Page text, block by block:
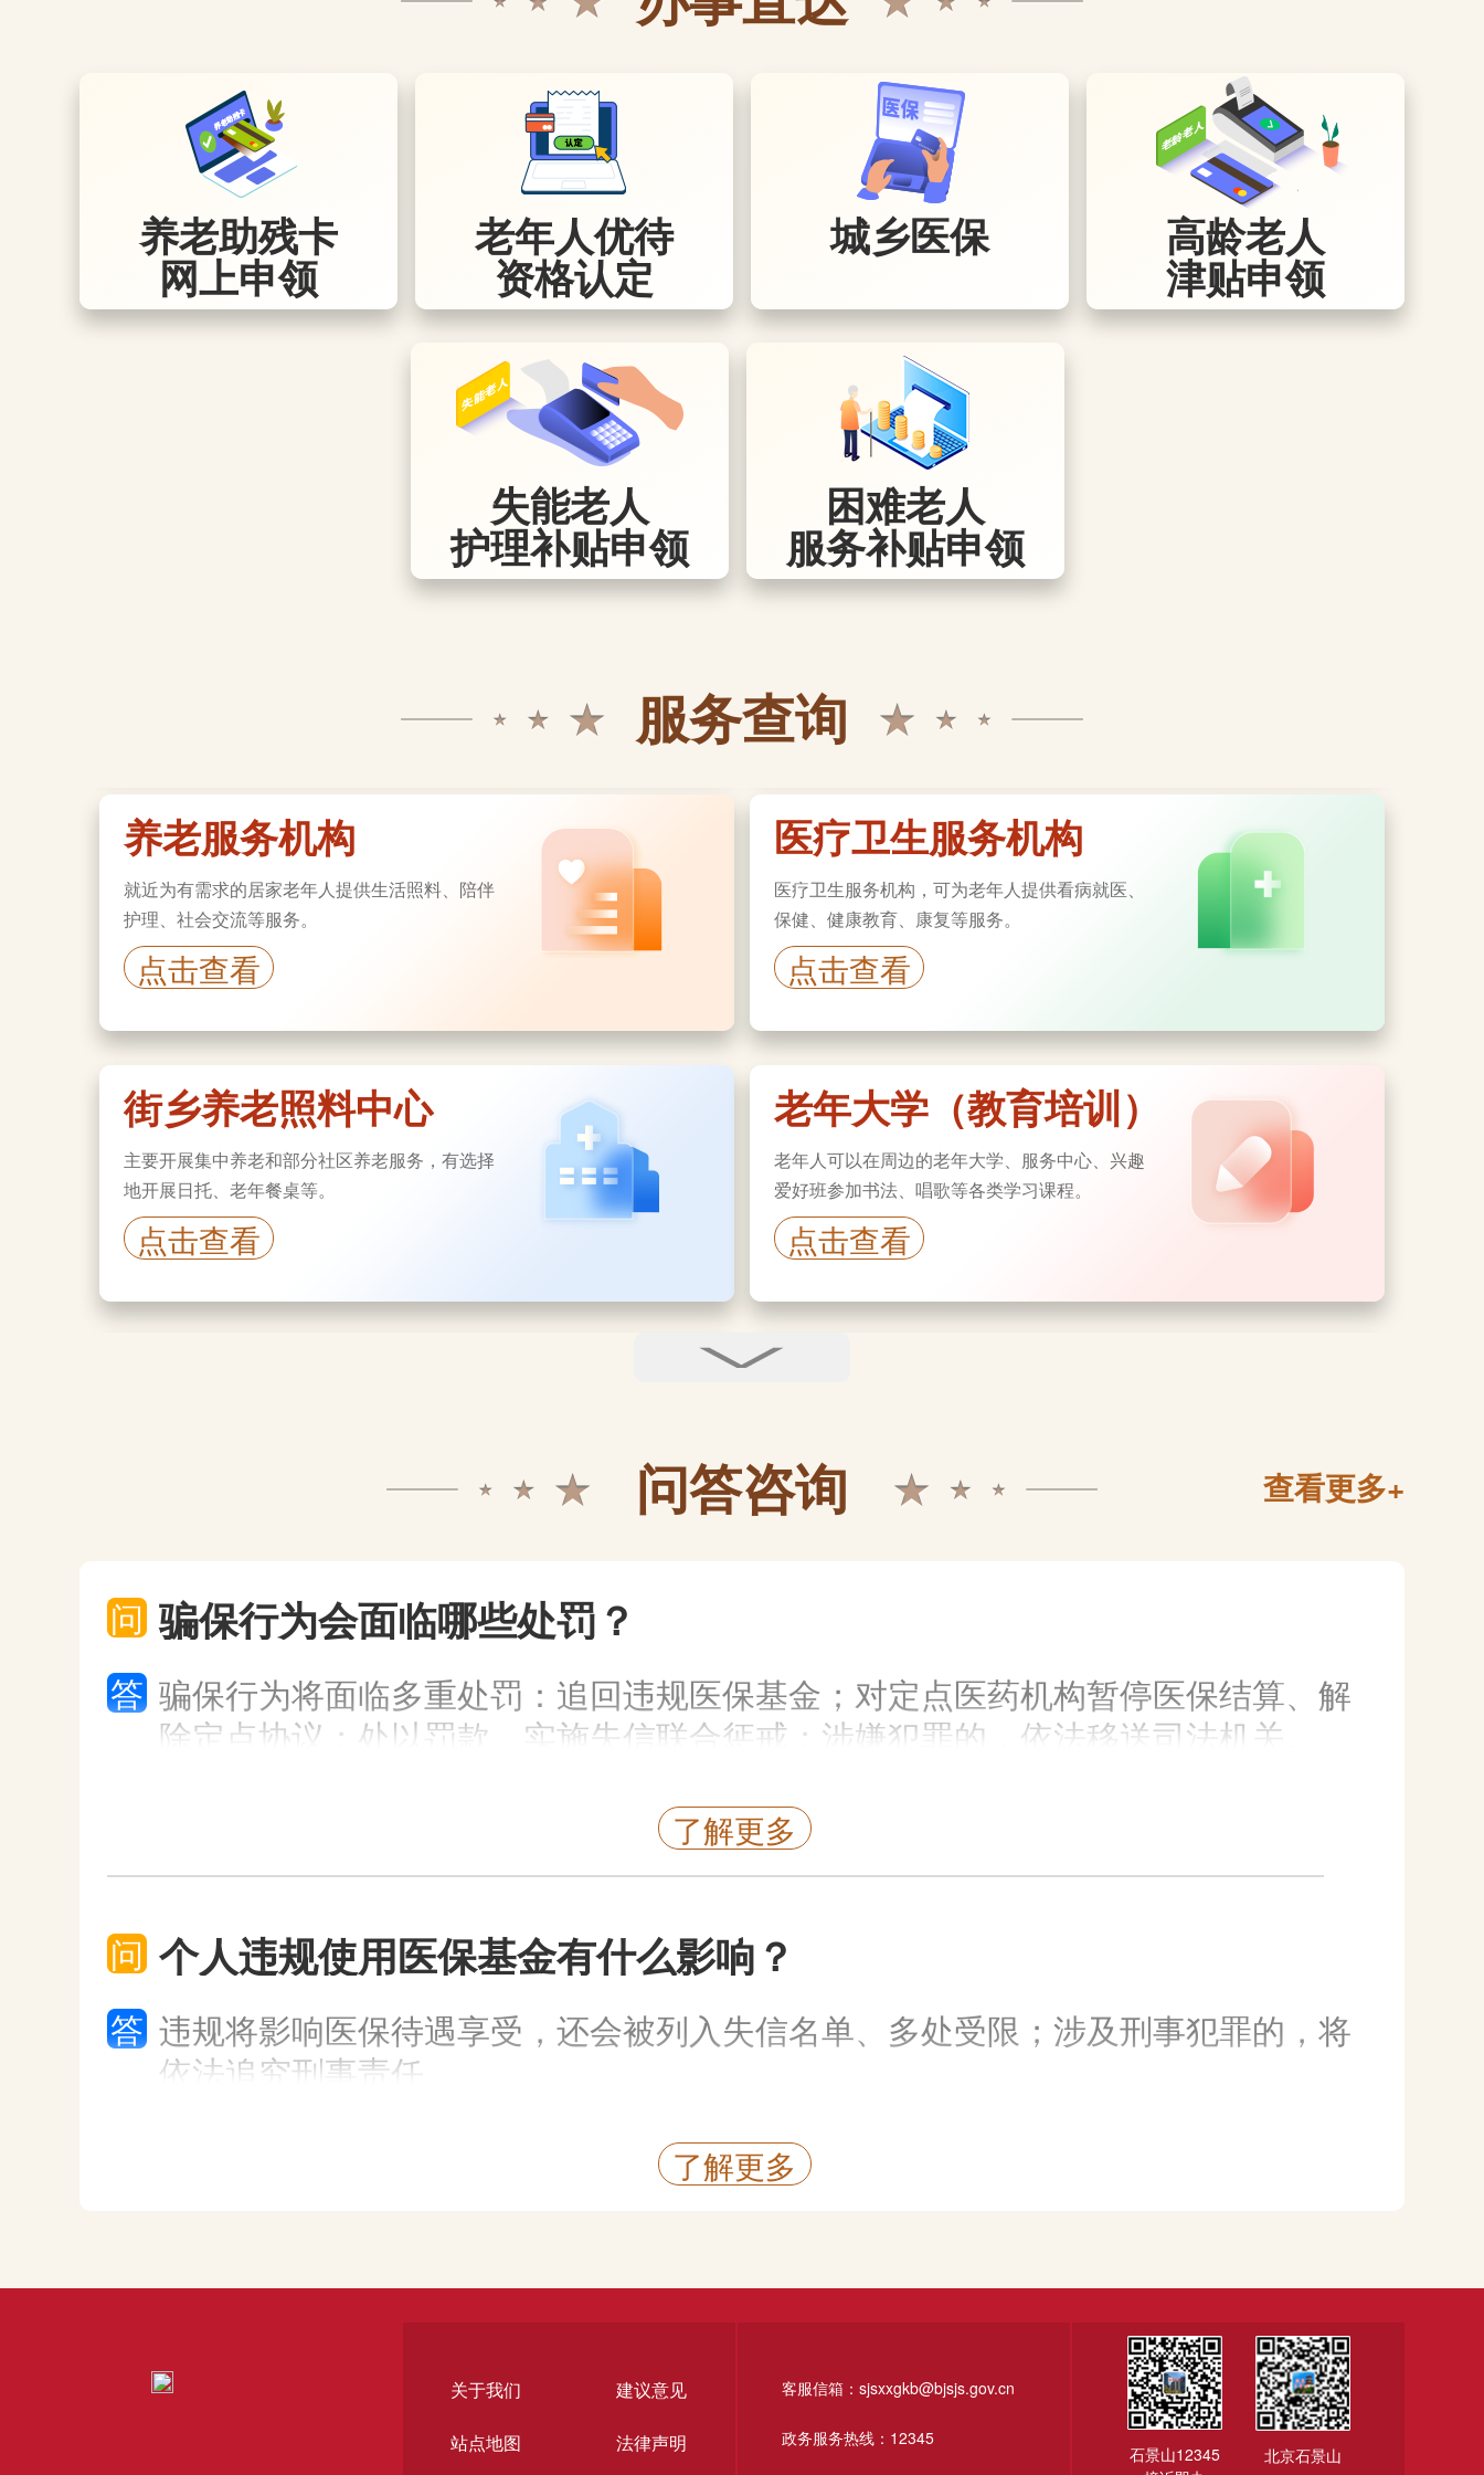
养老助残卡
网上申领
老年人优待
资格认定
城乡医保 高龄老人
津贴申领
失能老人
护理补贴申领
困难老人
服务补贴申领
服务查询
养老服务活动场所 司法维权
当老年人的权益受到侵害时，可以通过各区法律
援助中心进行司法维权。
点击查看
文体休闲
点击查看
养老服务机构
就近为有需求的居家老年人提供生活照料、陪伴
护理、社会交流等服务。
点击查看
医疗卫生服务机构
医疗卫生服务机构，可为老年人提供看病就医、
保健、健康教育、康复等服务。
点击查看
街乡养老照料中心
主要开展集中养老和部分社区养老服务，有选择
地开展日托、老年餐桌等。
点击查看
老年大学（教育培训）
老年人可以在周边的老年大学、服务中心、兴趣
爱好班参加书法、唱歌等各类学习课程。
点击查看
援助中心进行司法维权。
点击查看
养老签约服务商
商家为有需要的老年人提供康复护理、养老家
政、生活照料、精神关怀等签约服务。
为老年人提供养老休闲和文化服务场所，丰富老
年人文娱生活。
就近为有需求的居家老年人提供生活照料、陪伴
点击查看
医疗卫生服务机构，可为老年人提供看病就医、
点击查看
老年大学（教育培训）
问答咨询 查看更多+
问 骗保行为会面临哪些处罚？
答 骗保行为将面临多重处罚：追回违规医保基金；对定点医药机构暂停医保结算、解
除定点协议；处以罚款、实施失信联合惩戒；涉嫌犯罪的，依法移送司法机关。
了解更多
问 个人违规使用医保基金有什么影响？
答 违规将影响医保待遇享受，还会被列入失信名单、多处受限；涉及刑事犯罪的，将
依法追究刑事责任。
了解更多
关于我们 建议意见
站点地图 法律声明
客服信箱：sjsxxgkb@bjsjs.gov.cn
政务服务热线：12345
石景山12345
北京石景山